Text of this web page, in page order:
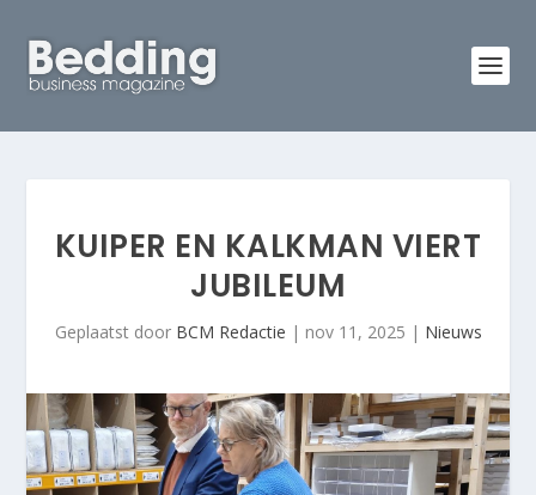
KUIPER EN KALKMAN VIERT
JUBILEUM
Geplaatst door BCM Redactie | nov 11, 2025 | Nieuws